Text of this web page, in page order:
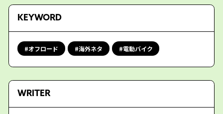
KEYWORD
オフロード 海外ネタ 電動バイク
WRITER